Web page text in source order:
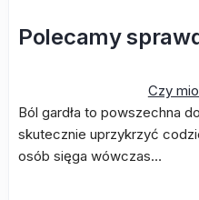
Polecamy
Czy
Ból gardła to powszechna
skutecznie uprzykrzyć
osób sięga wówczas…